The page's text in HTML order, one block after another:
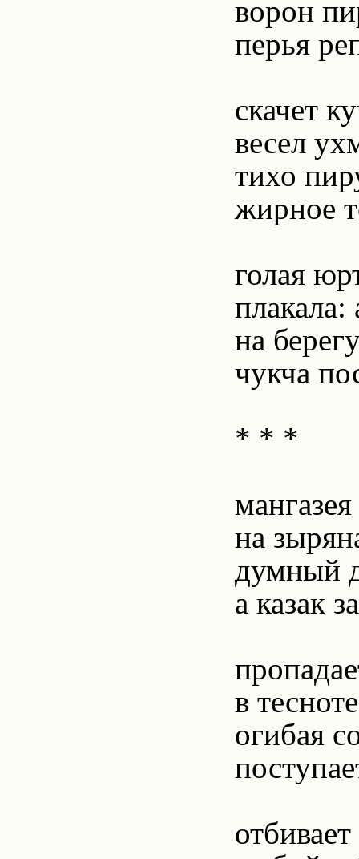
ворон
перья
скачет
весел
тихо
жирное
голая
на
чукча
* * *
на
думный
а казак
в
огибая